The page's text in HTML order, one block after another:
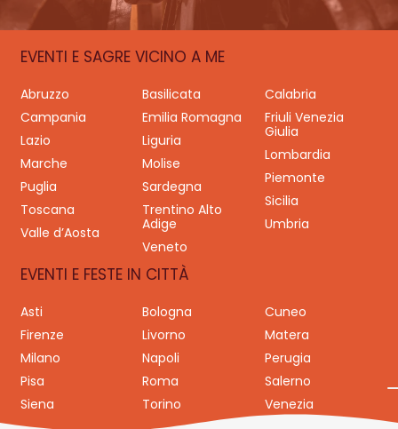
EVENTI E SAGRE VICINO A ME
Abruzzo Basilicata
Calabria
Campania
Emilia Romagna
Friuli Venezia
Giulia
Lazio
Liguria
Lombardia
Marche
Molise
Piemonte
Puglia
Sardegna
Sicilia
Toscana
Trentino Alto
Adige
Umbria
Valle d’Aosta
Veneto
EVENTI E FESTE IN CITTÀ
Asti Bologna
Cuneo
Firenze
Livorno
Matera
Milano
Napoli
Perugia
Pisa
Roma
Salerno
Siena
Torino Venezia